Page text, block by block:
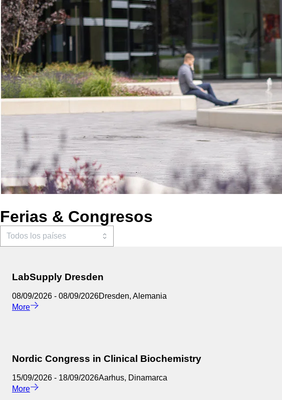
Ferias & Congresos
LabSupply Dresden
08/09/2026 - 08/09/2026Dresden, Alemania
More
Nordic Congress in Clinical Biochemistry
15/09/2026 - 18/09/2026Aarhus, Dinamarca
More